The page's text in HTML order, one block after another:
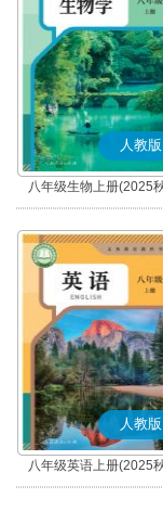
人教版
八年级生物上册(2025
人教版
八年级英语上册(2025